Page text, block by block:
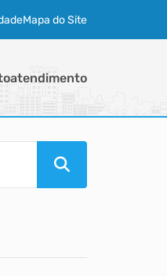
Mapa do Site